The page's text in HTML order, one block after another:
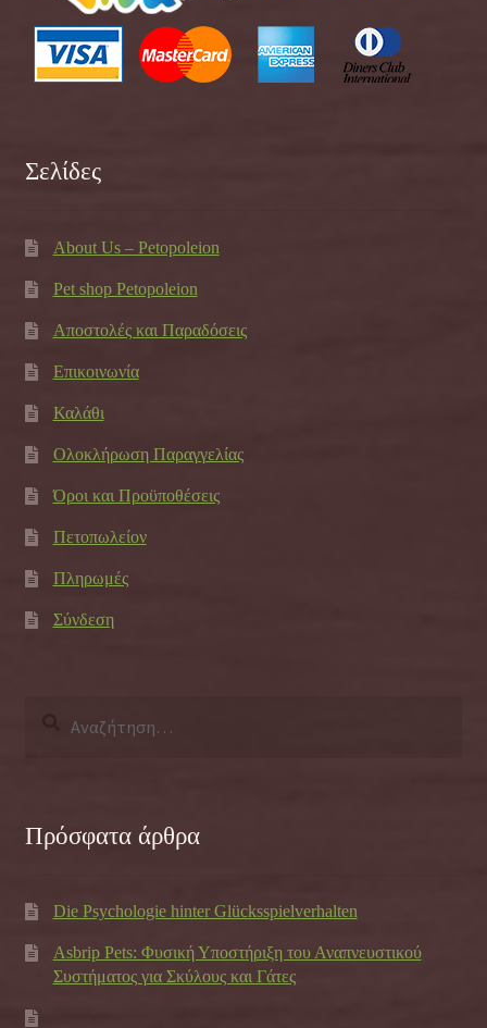
Σελίδες
About Us – Petopoleion
Pet shop Petopoleion
Αποστολές και Παραδόσεις
Επικοινωνία
Καλάθι
Ολοκλήρωση Παραγγελίας
Όροι και Προϋποθέσεις
Πετοπωλείον
Πληρωμές
Σύνδεση
Πρόσφατα άρθρα
Die Psychologie hinter Glücksspielverhalten
Asbrip Pets: Φυσική Υποστήριξη του Αναπνευστικού
Συστήματος για Σκύλους και Γάτες